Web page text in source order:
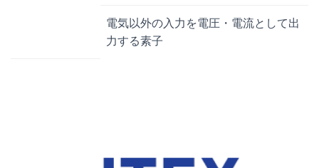
電気以外の入力を電圧・電流として出
力する素子